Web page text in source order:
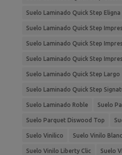
Suelo Laminado Quick Step Eligna
Suelo Laminado Quick Step
Suelo Laminado Quick Step
Suelo Laminado Quick Step
Suelo Laminado Quick Step Largo
Suelo Laminado Quick Step
Suelo Laminado Roble Suelo
Suelo Parquet Diswood Top
Suelo Vinilico Suelo Vinilo
Suelo Vinilo Liberty Clic Suelo